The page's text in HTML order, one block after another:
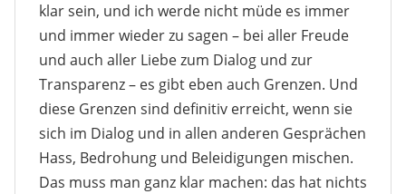
klar sein, und ich werde nicht müde es immer
und immer wieder zu sagen – bei aller Freude
und auch aller Liebe zum Dialog und zur
Transparenz – es gibt eben auch Grenzen. Und
diese Grenzen sind definitiv erreicht, wenn sie
sich im Dialog und in allen anderen Gesprächen
Hass, Bedrohung und Beleidigungen mischen.
Das muss man ganz klar machen: das hat nichts